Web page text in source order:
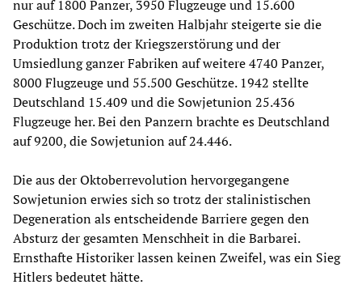
nur auf 1800 Panzer, 3950 Flugzeuge und 15.600
Geschütze. Doch im zweiten Halbjahr steigerte sie die
Produktion trotz der Kriegszerstörung und der
Umsiedlung ganzer Fabriken auf weitere 4740 Panzer,
8000 Flugzeuge und 55.500 Geschütze. 1942 stellte
Deutschland 15.409 und die Sowjetunion 25.436
Flugzeuge her. Bei den Panzern brachte es Deutschland
auf 9200, die Sowjetunion auf 24.446.
Die aus der Oktoberrevolution hervorgegangene
Sowjetunion erwies sich so trotz der stalinistischen
Degeneration als entscheidende Barriere gegen den
Absturz der gesamten Menschheit in die Barbarei.
Ernsthafte Historiker lassen keinen Zweifel, was ein Sieg
Hitlers bedeutet hätte.